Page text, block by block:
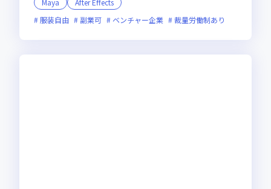
Maya
After Effects
服装自由
副業可 ベンチャー企業 裁量労働制あり